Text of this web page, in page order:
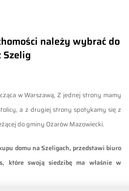
należy wybrać do
Szelig
w Warszawą, Z jednej strony mamy
a z drugiej strony spotykamy się z
do gminy Ożarów Mazowiecki.
domu na Szeligach, przedstawi biuro
które swoją siedzibę ma właśnie w